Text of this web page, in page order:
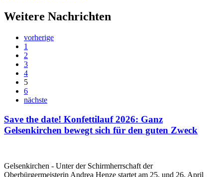
Weitere Nachrichten
vorherige
1
2
3
4
5
6
nächste
Save the date! Konfettilauf 2026: Ganz
Gelsenkirchen bewegt sich für den guten Zweck
Gelsenkirchen - Unter der Schirmherrschaft der
Oberbürgermeisterin Andrea Henze startet am 25. und 26. April